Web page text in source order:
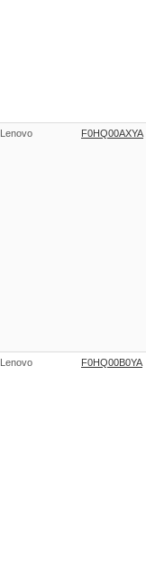
Lenovo F0HQ00AXYA
Lenovo F0HQ00B0YA